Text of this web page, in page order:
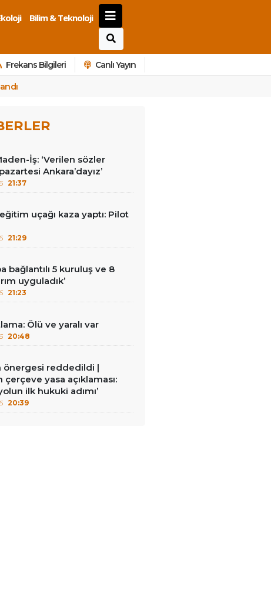
Bilim & Teknoloji
Frekans Bilgileri Canlı Yayın
İş: ‘Verilen sözler
Ankara’dayız’
21:37
uçağı kaza yaptı: Pilot
21:29
bağlantılı 5 kuruluş ve 8
uyguladık’
21:23
Ölü ve yaralı var
20:48
önergesi reddedildi |
çerçeve yasa açıklaması:
ilk hukuki adımı’
20:39